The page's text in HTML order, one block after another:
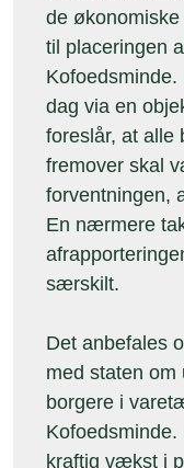
de
til placeringen
dag via en
foreslår, at alle
fremover skal
forventningen,
En nærmere
særskilt.
Det anbefales
med staten om
borgere i
kraftig vækst i